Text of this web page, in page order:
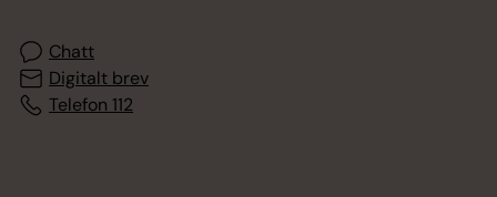
Chatt
Digitalt brev
Telefon 112